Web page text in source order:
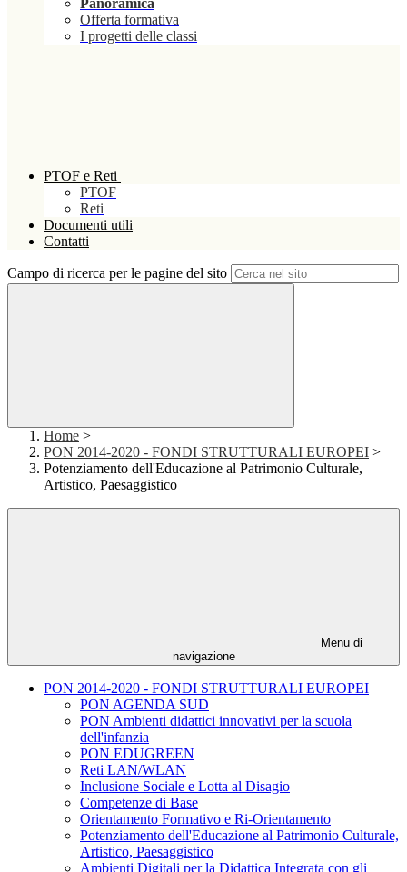
Panoramica
Offerta formativa
I progetti delle classi
PTOF e Reti
PTOF
Reti
Documenti utili
Contatti
Campo di ricerca per le pagine del sito
Home >
PON 2014-2020 - FONDI STRUTTURALI EUROPEI >
Potenziamento dell'Educazione al Patrimonio Culturale,
Artistico, Paesaggistico
Menu di
navigazione
PON 2014-2020 - FONDI STRUTTURALI EUROPEI
PON AGENDA SUD
PON Ambienti didattici innovativi per la scuola
dell'infanzia
PON EDUGREEN
Reti LAN/WLAN
Inclusione Sociale e Lotta al Disagio
Competenze di Base
Orientamento Formativo e Ri-Orientamento
Potenziamento dell'Educazione al Patrimonio Culturale,
Artistico, Paesaggistico
Ambienti Digitali per la Didattica Integrata con gli